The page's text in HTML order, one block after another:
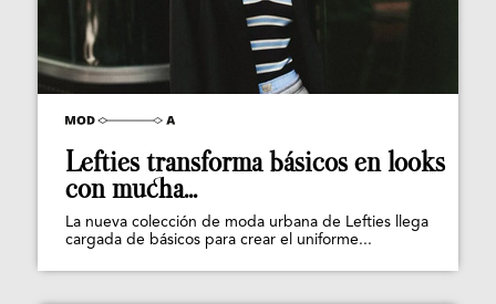
Lefties transforma básicos en looks
con mucha...
La nueva colección de moda urbana de Lefties llega
cargada de básicos para crear el uniforme...